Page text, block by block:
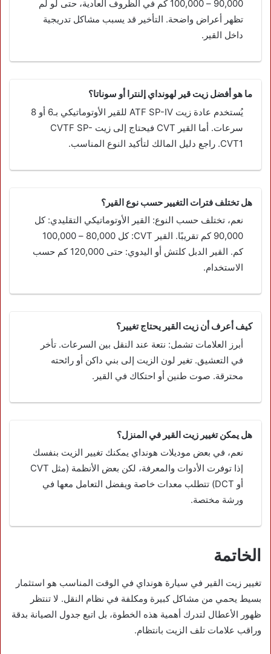
90,000 – 100,000 كم في الظروف العادية، حتى لو لم
تظهر أعراض واضحة. التأخير قد يسبب مشاكل تدريجية
داخل القير.
ما هو أفضل زيت قير لهونداي إلنترا أو سوناتا؟
يُستخدم عادة زيت ATF SP-IV للقير الأوتوماتيكي بـ6 أو 8
سرعات. أما القير CVT فيحتاج إلى زيت CVTF SP-
CVT1. راجع دليل المالك لتأكيد النوع المناسب.
هل تختلف فترات التغيير حسب نوع القير؟
نعم، تختلف حسب النوع: القير الأوتوماتيكي التقليدي: كل
90,000 كم تقريبًا. القير CVT: كل 80,000 – 100,000
كم. القير الدبل كلتش أو اليدوي: حتى 120,000 كم حسب
الاستخدام.
كيف أعرف أن زيت القير يحتاج تغيير؟
أبرز العلامات تشمل: نتعة عند النقل بين السرعات. تأخر
في التعشيق. تغير لون الزيت إلى بني داكن أو رائحته
محترقة. صوت طنين أو احتكاك في القير.
هل يمكن تغيير زيت القير في المنزل؟
نعم، في بعض موديلات هونداي يمكنك تغيير الزيت بنفسك
إذا توفرت الأدوات والمعرفة، لكن بعض الأنظمة (مثل CVT
أو DCT) تتطلب معدات خاصة ويفضل التعامل معها في
ورشة مختصة.
الخاتمة
تغيير زيت القير في سيارة هونداي في الوقت المناسب هو استثمار
بسيط يحمي من مشاكل كبيرة ومكلفة في نظام النقل. لا تنتظر
ظهور الأعطال لتدرك أهمية هذه الخطوة، بل اتبع جدول الصيانة بدقة
وراقب علامات تلف الزيت بانتظام.